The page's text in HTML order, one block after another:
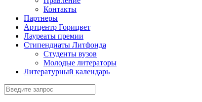
Контакты
Партнеры
Артцентр Горицвет
Лауреаты премии
Стипендиаты Литфонда
Студенты вузов
Молодые литераторы
Литературный календарь